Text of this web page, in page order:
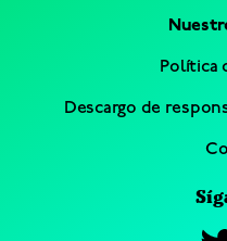
Política
Descargo de